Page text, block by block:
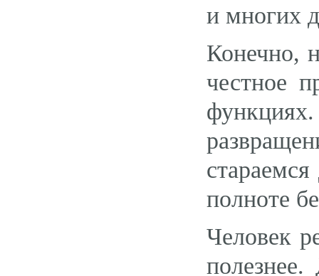
и многих
Конечно,
честное
полноте
Человек